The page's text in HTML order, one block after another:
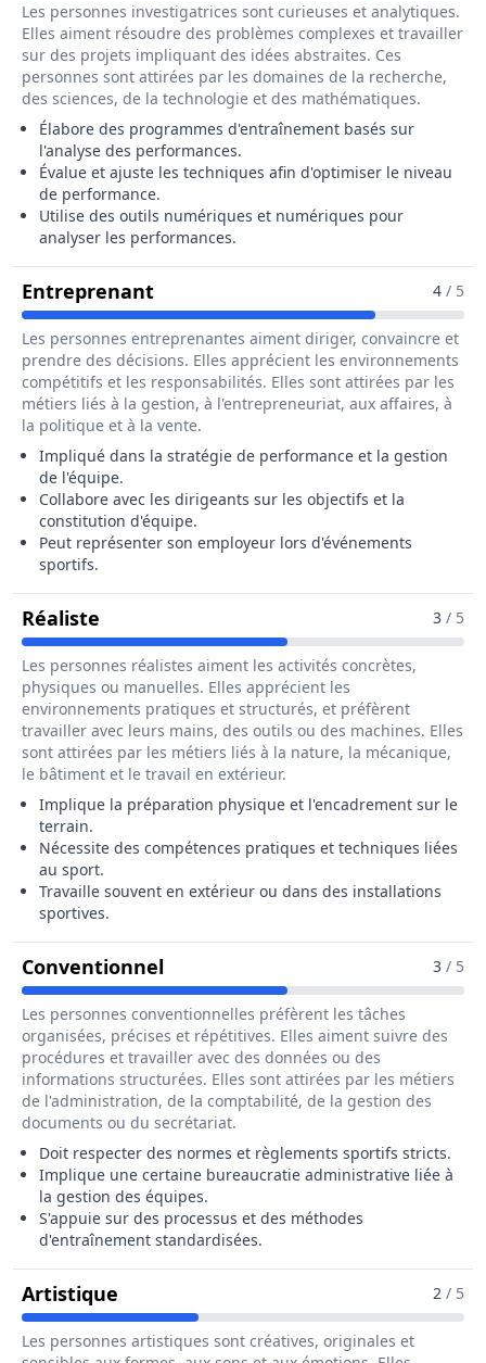
Les personnes investigatrices sont curieuses et analytiques.
Elles aiment résoudre des problèmes complexes et travailler
sur des projets impliquant des idées abstraites. Ces
personnes sont attirées par les domaines de la recherche,
des sciences, de la technologie et des mathématiques.
Élabore des programmes d'entraînement basés sur
l'analyse des performances.
Évalue et ajuste les techniques afin d'optimiser le niveau
de performance.
Utilise des outils numériques et numériques pour
analyser les performances.
EntreprenantPour Le Métier De Entraîneur /
4 / 5
Les personnes entreprenantes aiment diriger, convaincre et
prendre des décisions. Elles apprécient les environnements
compétitifs et les responsabilités. Elles sont attirées par les
métiers liés à la gestion, à l'entrepreneuriat, aux affaires, à
la politique et à la vente.
Impliqué dans la stratégie de performance et la gestion
de l'équipe.
Collabore avec les dirigeants sur les objectifs et la
constitution d'équipe.
Peut représenter son employeur lors d'événements
sportifs.
Réaliste Pour Le Métier De Entraîneur / 3 / 5
Les personnes réalistes aiment les activités concrètes,
physiques ou manuelles. Elles apprécient les
environnements pratiques et structurés, et préfèrent
travailler avec leurs mains, des outils ou des machines. Elles
sont attirées par les métiers liés à la nature, la mécanique,
le bâtiment et le travail en extérieur.
Implique la préparation physique et l'encadrement sur le
terrain.
Nécessite des compétences pratiques et techniques liées
au sport.
Travaille souvent en extérieur ou dans des installations
sportives.
ConventionnelPour Le Métier De Entraîneur /
3 / 5
Les personnes conventionnelles préfèrent les tâches
organisées, précises et répétitives. Elles aiment suivre des
procédures et travailler avec des données ou des
informations structurées. Elles sont attirées par les métiers
de l'administration, de la comptabilité, de la gestion des
documents ou du secrétariat.
Doit respecter des normes et règlements sportifs stricts.
Implique une certaine bureaucratie administrative liée à
la gestion des équipes.
S'appuie sur des processus et des méthodes
d'entraînement standardisées.
Artistique Pour Le Métier De Entraîneur / 2 / 5
Les personnes artistiques sont créatives, originales et